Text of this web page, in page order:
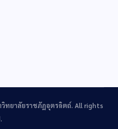
ทยาลัยราชภัฏอุตรดิตถ์. All rights